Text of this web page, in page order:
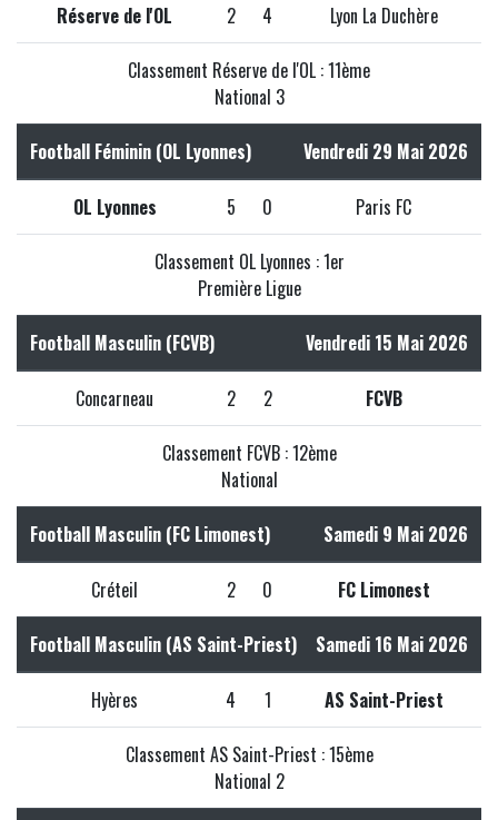
Réserve de l'OL 2 4 Lyon La Duchère
Classement Réserve de l'OL : 11ème
National 3
Football Féminin (OL Lyonnes) Vendredi 29 Mai 2026
OL Lyonnes 5 0 Paris FC
Classement OL Lyonnes : 1er
Première Ligue
Football Masculin (FCVB) Vendredi 15 Mai 2026
Concarneau 2 2 FCVB
Classement FCVB : 12ème
National
Football Masculin (FC Limonest) Samedi 9 Mai 2026
Créteil 2 0 FC Limonest
Football Masculin (AS Saint-Priest) Samedi 16 Mai 2026
Hyères 4 1 AS Saint-Priest
Classement AS Saint-Priest : 15ème
National 2